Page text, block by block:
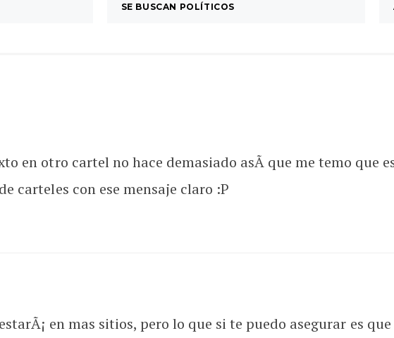
SE BUSCAN POLÍTICOS
en otro cartel no hace demasiado asÃ­ que me temo que
carteles con ese mensaje claro :P
en mas sitios, pero lo que si te puedo asegurar es